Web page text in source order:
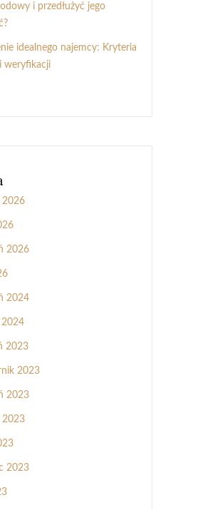
i przedłużyć jego
idealnego najemcy: Kryteria
weryfikacji
2026
2026
2024
2024
2023
2023
2023
2023
2023